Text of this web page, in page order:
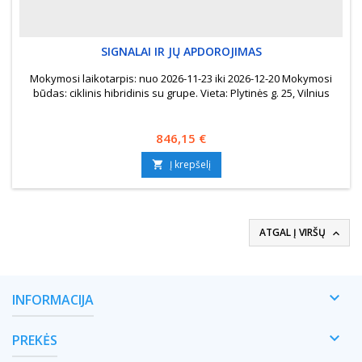
SIGNALAI IR JŲ APDOROJIMAS
Mokymosi laikotarpis: nuo 2026-11-23 iki 2026-12-20 Mokymosi
būdas: ciklinis hibridinis su grupe. Vieta: Plytinės g. 25, Vilnius
Kaina
846,15 €
 Į krepšelį
ATGAL Į VIRŠŲ 
INFORMACIJA 
PREKĖS 